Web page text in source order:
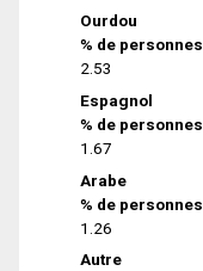
Ourdou
% de personnes
2.53
Espagnol
% de personnes
1.67
Arabe
% de personnes
1.26
Autre